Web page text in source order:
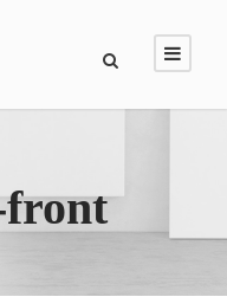
front